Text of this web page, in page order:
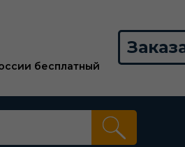
бесплатный